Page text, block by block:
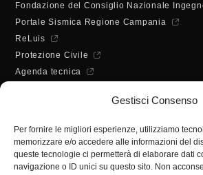
Gestisci Consenso
Per fornire le migliori esperienze, utilizziamo
memorizzare e/o accedere alle informazioni del
queste tecnologie ci permetterà di elaborare dati
navigazione o ID unici su questo sito. Non
Fondazione del Consiglio Nazionale
Portale Sismica Regione Campania
ReLuis
Protezione Civile
Agenda tecnica
ORARI DI APERTURA
10:00 - 12:00
Martedì - Giovedì:
10:00 - 12:00 / 14:30 - 16:30